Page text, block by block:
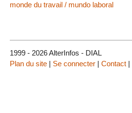
monde du travail / mundo laboral
1999 - 2026 AlterInfos - DIAL
Plan du site | Se connecter | Contact |